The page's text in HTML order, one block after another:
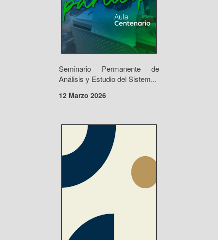
Seminario Permanente de
Análisis y Estudio del Sistem...
12 Marzo 2026